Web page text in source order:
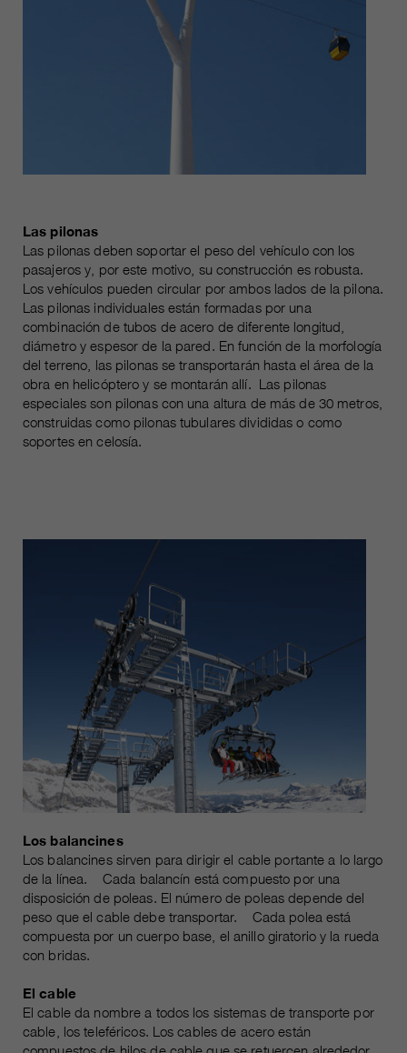
Las pilonas
Las pilonas deben soportar el peso del vehículo con los
pasajeros y, por este motivo, su construcción es robusta.
Los vehículos pueden circular por ambos lados de la pilona.
Las pilonas individuales están formadas por una
combinación de tubos de acero de diferente longitud,
diámetro y espesor de la pared. En función de la morfología
del terreno, las pilonas se transportarán hasta el área de la
obra en helicóptero y se montarán allí. Las pilonas
especiales son pilonas con una altura de más de 30 metros,
construidas como pilonas tubulares divididas o como
soportes en celosía.
Los balancines
Los balancines sirven para dirigir el cable portante a lo largo
de la línea. Cada balancín está compuesto por una
disposición de poleas. El número de poleas depende del
peso que el cable debe transportar. Cada polea está
compuesta por un cuerpo base, el anillo giratorio y la rueda
con bridas.
El cable
El cable da nombre a todos los sistemas de transporte por
cable, los teleféricos. Los cables de acero están